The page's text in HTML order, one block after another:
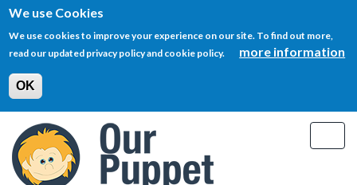
We use Cookies
We use cookies to improve your experience on our site. To find out more,
read our updated privacy policy and cookie policy.
more information
OK
main
content